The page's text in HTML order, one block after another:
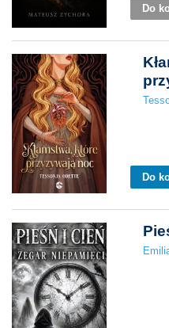
Do
Do